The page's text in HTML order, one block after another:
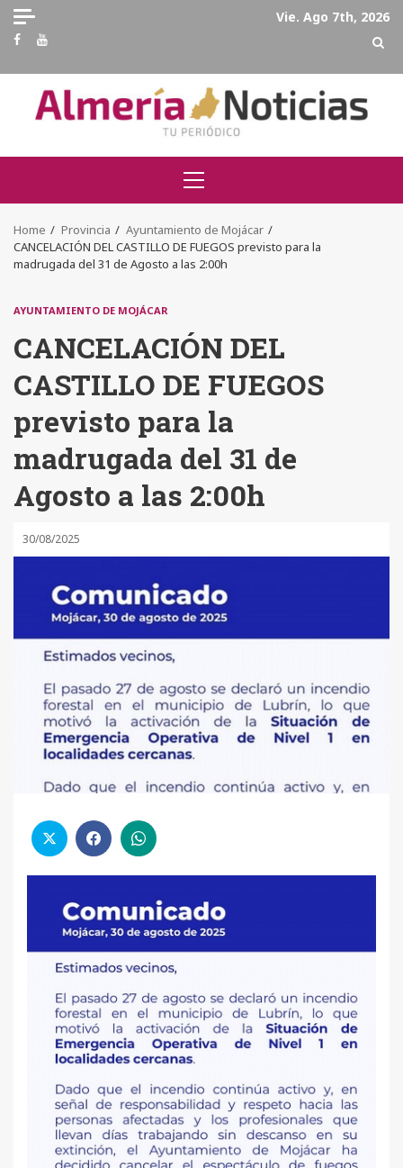
Skip
content
Vie. Ago 7th, 2026
Facebook
Youtube
Primary
Menu
Home Provincia
Ayuntamiento de Mojácar
CANCELACIÓN DEL CASTILLO DE FUEGOS previsto para la
madrugada del 31 de Agosto a las 2:00h
AYUNTAMIENTO DE MOJÁCAR
CANCELACIÓN DEL
CASTILLO DE FUEGOS
previsto para la
madrugada del 31 de
Agosto a las 2:00h
30/08/2025